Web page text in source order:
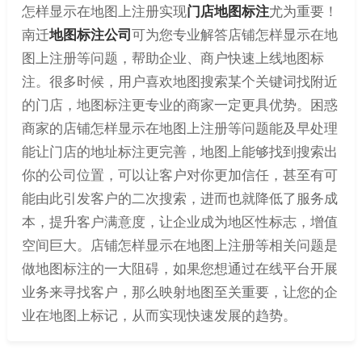
怎样显示在地图上注册实现门店地图标注尤为重要！
南迁地图标注公司可为您专业解答店铺怎样显示在地
图上注册等问题，帮助企业、商户快速上线地图标
注。很多时候，用户喜欢地图搜索某个关键词找附近
的门店，地图标注更专业的商家一定更具优势。困惑
商家的店铺怎样显示在地图上注册等问题能及早处理
能让门店的地址标注更完善，地图上能够找到搜索出
你的公司位置，可以让客户对你更加信任，甚至有可
能由此引发客户的二次搜索，进而也就降低了服务成
本，提升客户满意度，让企业成为地区性标志，增值
空间巨大。店铺怎样显示在地图上注册等相关问题是
做地图标注的一大阻碍，如果您想通过在线平台开展
业务来寻找客户，那么映射地图至关重要，让您的企
业在地图上标记，从而实现快速发展的趋势。